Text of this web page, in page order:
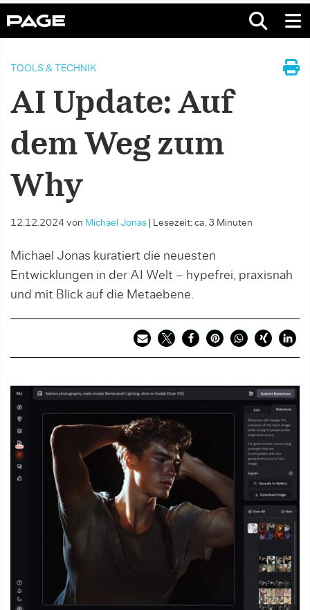
TOOLS & TECHNIK
AI Update: Auf
dem Weg zum
Why
12.12.2024 von Michael Jonas Lesezeit: ca. 3 Minuten
Michael Jonas kuratiert die neuesten
Entwicklungen in der AI Welt – hypefrei, praxisnah
und mit Blick auf die Metaebene.